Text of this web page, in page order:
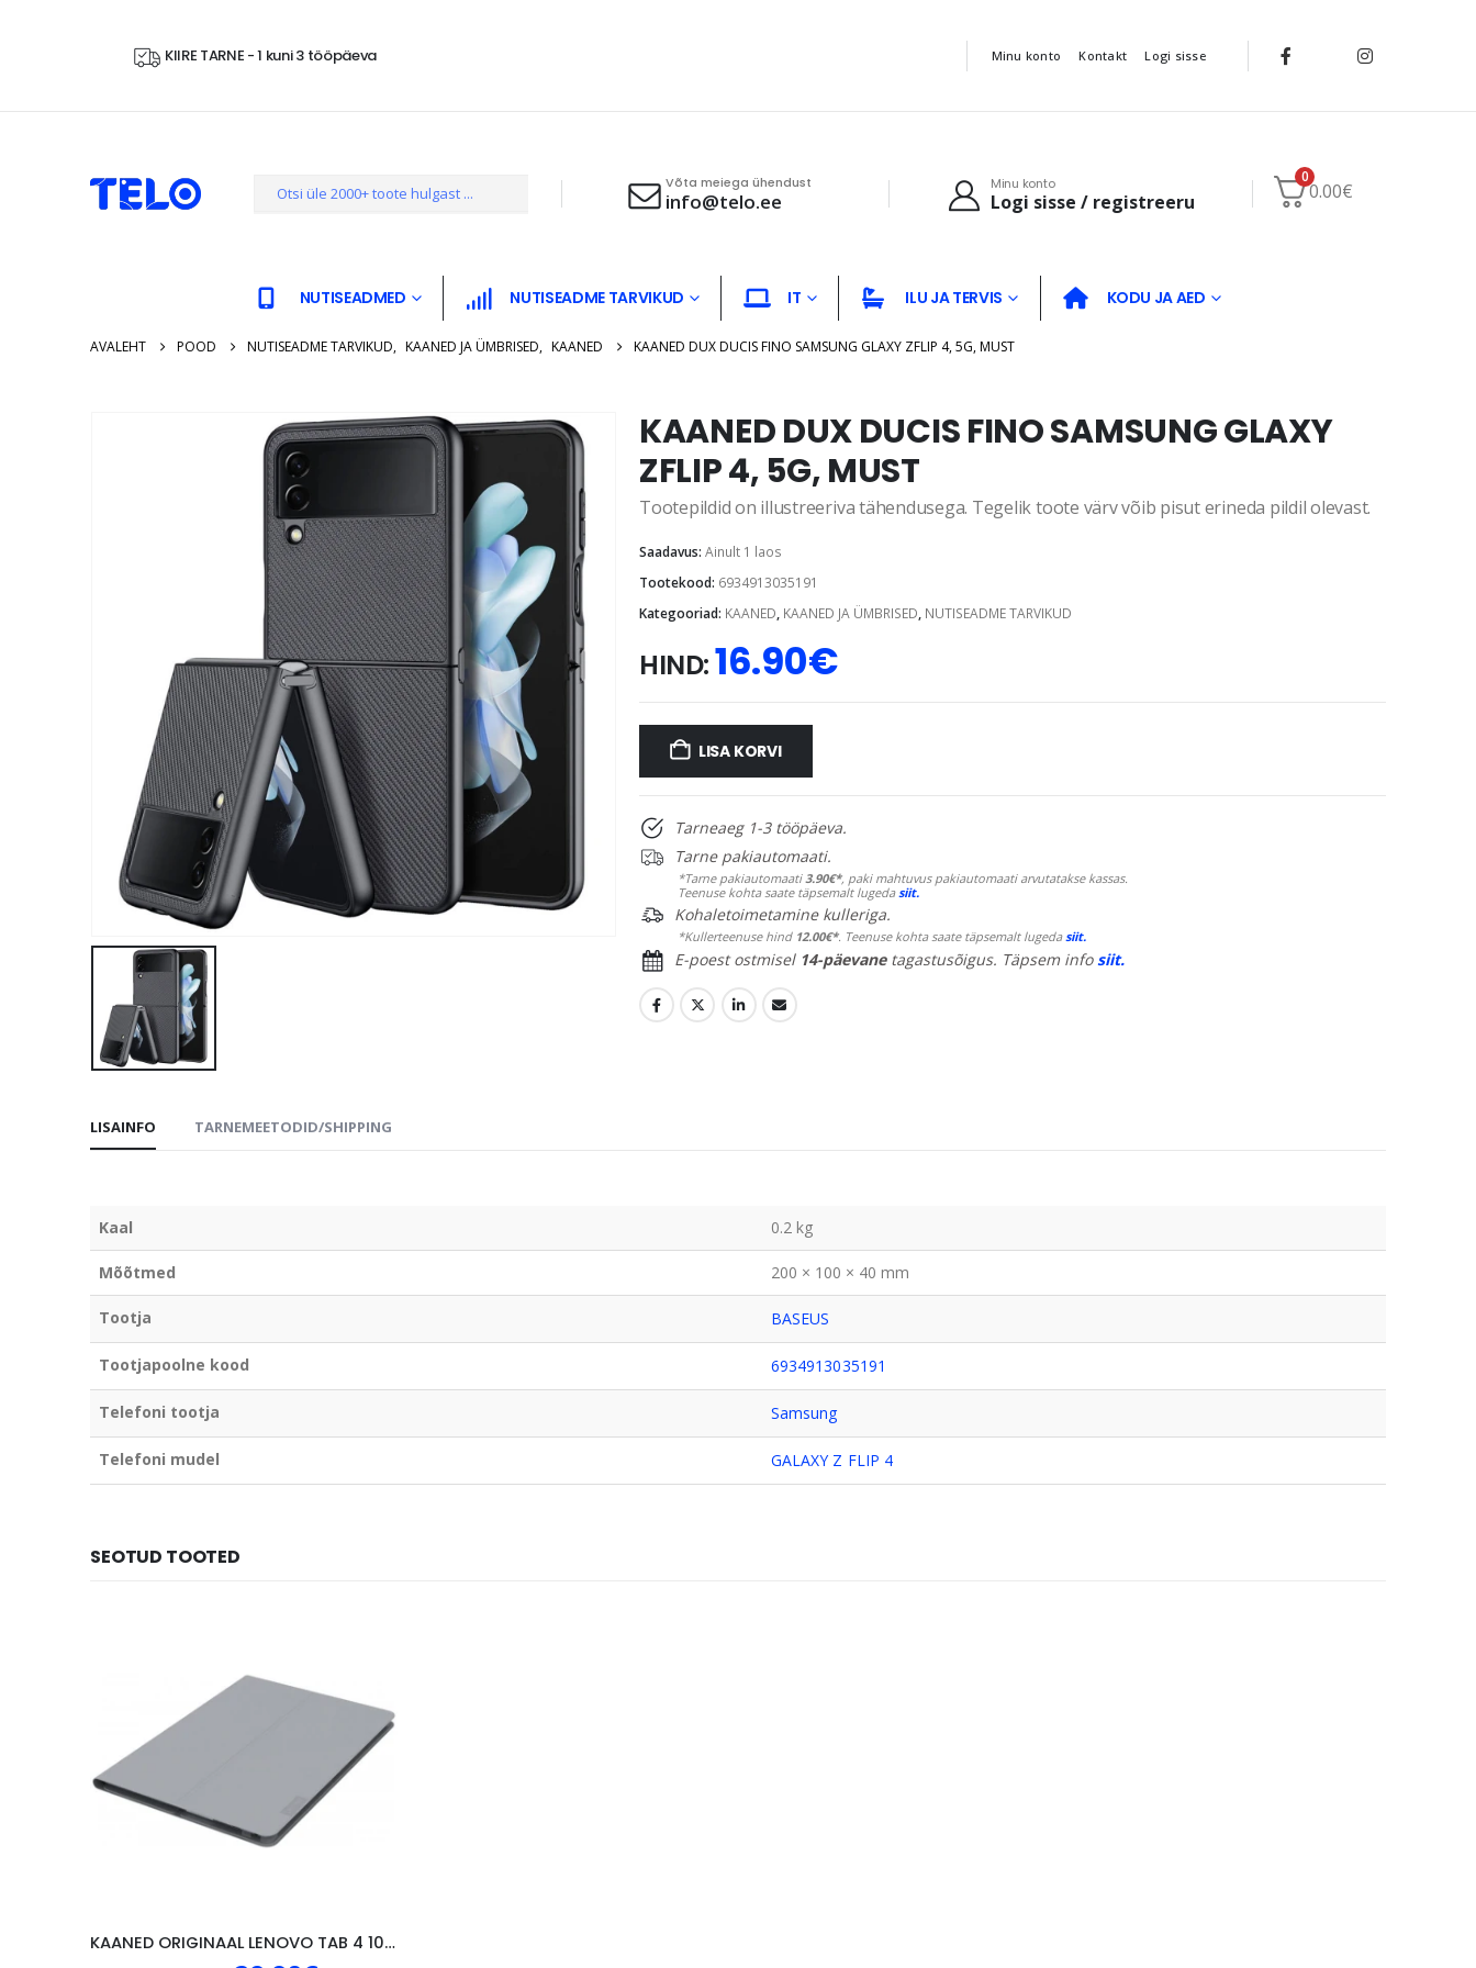
KIIRE TARNE - 1 kuni 3 tööpäeva Minu konto Kontakt Logi sisse
Võta meiega ühendust
info@telo.ee
Minu konto
Logi sisse / registreeru
0
0.00€
NUTISEADMED NUTISEADME TARVIKUD IT ILU JA TERVIS KODU JA AED
AVALEHT POOD NUTISEADME TARVIKUD, KAANED JA ÜMBRISED, KAANED KAANED DUX DUCIS FINO SAMSUNG GLAXY ZFLIP 4, 5G, MUST
KAANED DUX DUCIS FINO SAMSUNG GLAXY
ZFLIP 4, 5G, MUST
Tootepildid on illustreeriva tähendusega. Tegelik toote värv võib pisut erineda pildil olevast.
Saadavus: Ainult 1 laos
Tootekood: 6934913035191
Kategooriad: KAANED, KAANED JA ÜMBRISED, NUTISEADME TARVIKUD
HIND:16.90€
LISA KORVI
Tarneaeg 1-3 tööpäeva.
Tarne pakiautomaati.
*Tarne pakiautomaati3.90€*, paki mahtuvus pakiautomaati arvutatakse kassas.
Teenuse kohta saate täpsemalt lugedasiit.
Kohaletoimetamine kulleriga.
*Kullerteenuse hind 12.00€*. Teenuse kohta saate täpsemalt lugedasiit.
E-poest ostmisel 14-päevanetagastusõigus. Täpsem info siit.
LISAINFO TARNEMEETODID/SHIPPING
Kaal 0.2 kg
Mõõtmed 200 × 100 × 40 mm
Tootja BASEUS
Tootjapoolne kood 6934913035191
Telefoni tootja Samsung
Telefoni mudel GALAXY Z FLIP 4
SEOTUD TOOTED
KAANED ORIGINAAL LENOVO TAB 4 10″, HALL